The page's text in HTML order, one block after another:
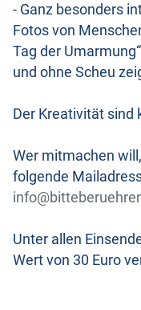
- Ganz besonders
Fotos von
Tag der
und ohne Scheu
Der Kreativität sind
Wer mitmachen
folgende
Unter allen
Wert von 30 Euro